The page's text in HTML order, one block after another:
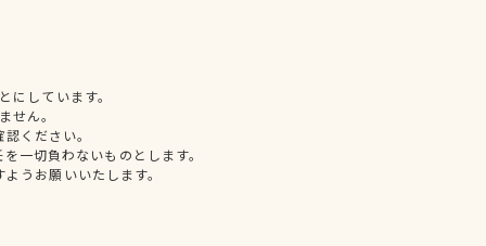
しています。
せん。
ください。
一切負わないものとします。
うお願いいたします。